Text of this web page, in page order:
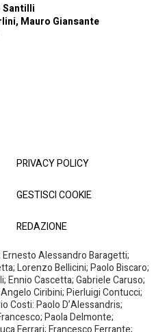
Santilli
Mauro Giansante
PRIVACY POLICY
GESTISCI COOKIE
REDAZIONE
Alessandro Baragetti;
Lorenzo Bellicini; Paolo Biscaro;
Ennio Cascetta; Gabriele Caruso;
Ciribini; Pierluigi Contucci;
Costi: Paolo D’Alessandris;
Paola Delmonte;